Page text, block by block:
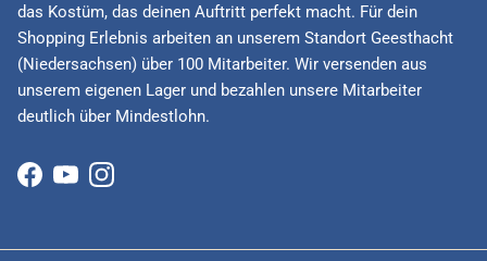
das Kostüm, das deinen Auftritt perfekt macht. Für dein
Shopping Erlebnis arbeiten an unserem Standort Geesthacht
(Niedersachsen) über 100 Mitarbeiter. Wir versenden aus
unserem eigenen Lager und bezahlen unsere Mitarbeiter
deutlich über Mindestlohn.
Facebook
YouTubeInstagram